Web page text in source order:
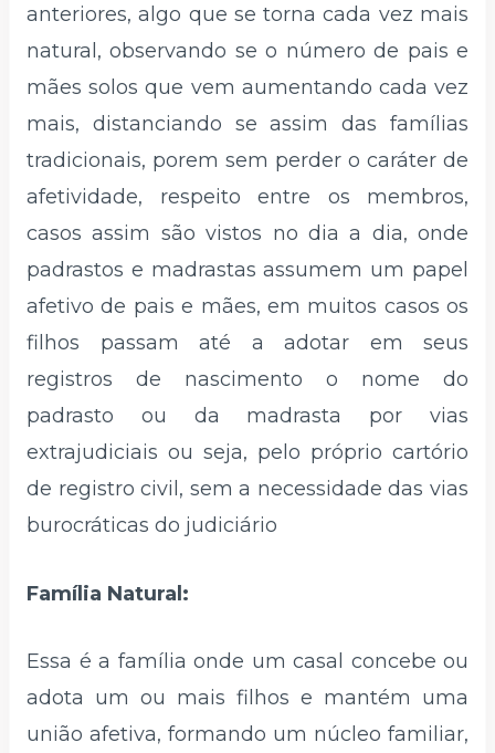
anteriores, algo que se torna cada vez mais
natural, observando se o número de pais e
mães solos que vem aumentando cada vez
mais, distanciando se assim das famílias
tradicionais, porem sem perder o caráter de
afetividade, respeito entre os membros,
casos assim são vistos no dia a dia, onde
padrastos e madrastas assumem um papel
afetivo de pais e mães, em muitos casos os
filhos passam até a adotar em seus
registros de nascimento o nome do
padrasto ou da madrasta por vias
extrajudiciais ou seja, pelo próprio cartório
de registro civil, sem a necessidade das vias
burocráticas do judiciário
Família Natural:
Essa é a família onde um casal concebe ou
adota um ou mais filhos e mantém uma
união afetiva, formando um núcleo familiar,